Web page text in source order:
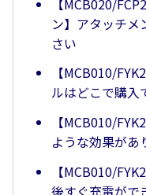
ン】アタッチメ
さい
【MCB010/
ルはどこで購入
【MCB010/
ような効果があ
【MCB010/
後すぐ充電がで